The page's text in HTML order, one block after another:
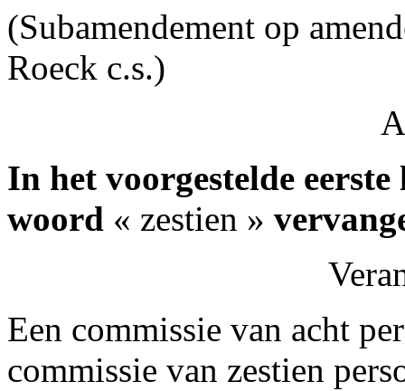
(Subamendement op
Roeck c.s.)
In het voorgestelde
woord « zestien »
Een commissie van acht
commissie van zestien